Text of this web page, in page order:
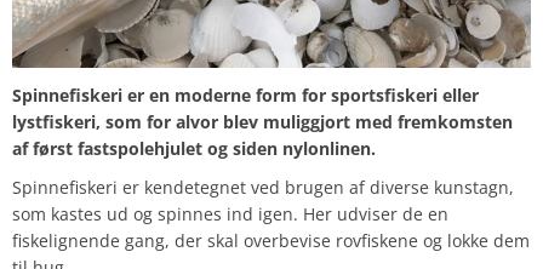
Spinnefiskeri er en moderne form for sportsfiskeri eller
lystfiskeri, som for alvor blev muliggjort med fremkomsten
af først fastspolehjulet og siden nylonlinen.
Spinnefiskeri er kendetegnet ved brugen af diverse kunstagn,
som kastes ud og spinnes ind igen. Her udviser de en
fiskelignende gang, der skal overbevise rovfiskene og lokke dem